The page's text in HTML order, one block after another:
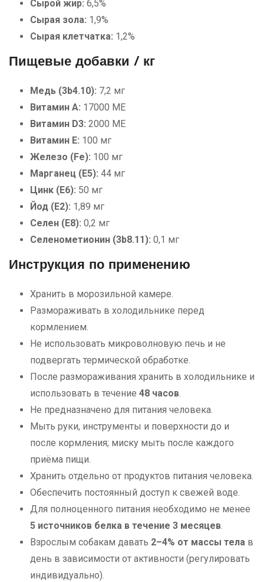
Сырой жир: 6,5%
Сырая зола: 1,9%
Сырая клетчатка: 1,2%
Пищевые добавки / кг
Медь (3b4.10): 7,2 мг
Витамин А: 17000 МЕ
Витамин D3: 2000 МЕ
Витамин E: 100 мг
Железо (Fe): 100 мг
Марганец (E5): 44 мг
Цинк (E6): 50 мг
Йод (E2): 1,89 мг
Селен (E8): 0,2 мг
Селенометионин (3b8.11): 0,1 мг
Инструкция по применению
Хранить в морозильной камере.
Размораживать в холодильнике перед
кормлением.
Не использовать микроволновую печь и не
подвергать термической обработке.
После размораживания хранить в холодильнике и
использовать в течение 48 часов
Не предназначено для питания человека.
Мыть руки, инструменты и поверхности до и
после кормления; миску мыть после каждого
приёма пищи.
Хранить отдельно от продуктов питания человека.
Обеспечить постоянный доступ к свежей воде.
Для полноценного питания необходимо не менее
5 источников белка в течение 3 месяцев
Взрослым собакам давать 2–4% от массы тела в
день в зависимости от активности (регулировать
индивидуально).